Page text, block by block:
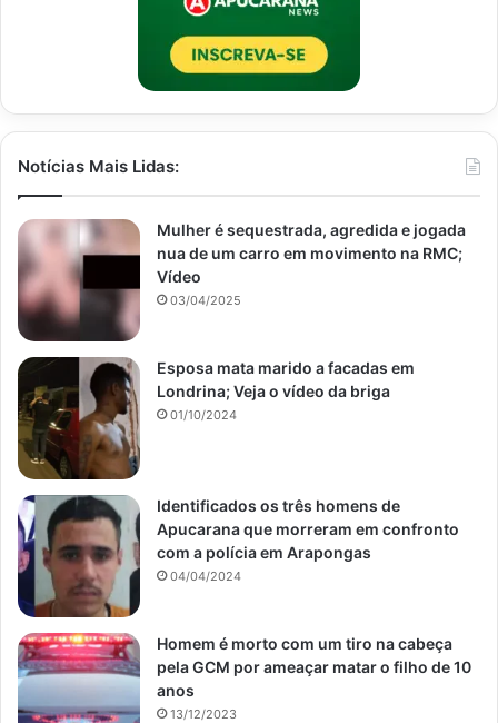
Notícias Mais Lidas:
Mulher é sequestrada, agredida e jogada
nua de um carro em movimento na RMC;
Vídeo
03/04/2025
Esposa mata marido a facadas em
Londrina; Veja o vídeo da briga
01/10/2024
Identificados os três homens de
Apucarana que morreram em confronto
com a polícia em Arapongas
04/04/2024
Homem é morto com um tiro na cabeça
pela GCM por ameaçar matar o filho de 10
anos
13/12/2023